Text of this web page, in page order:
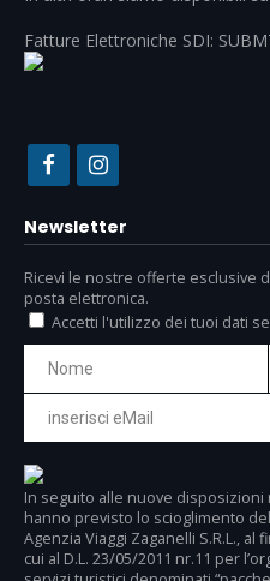
Fatture Elettroniche SDI:
Newsletter
Ricevi le nostre offerte esclusive
posta elettronica.
Accetti l'utilizzo dei tuoi dati
In seguito alle nuove
hanno previsto lo scioglimento
Agenzia Viaggi Zaganelli S.R.L.,
cui al D.L. 23/05/2011 nr.11 per